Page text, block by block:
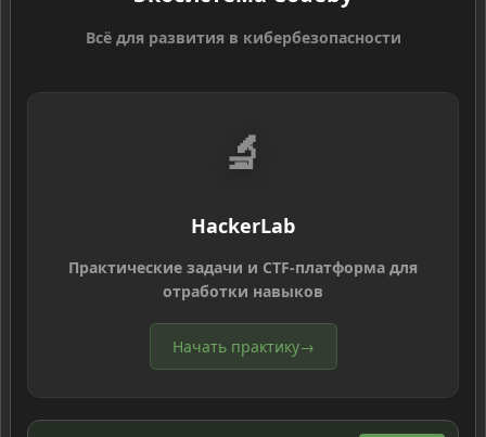
Всё для развития в кибербезопасности
🔬
HackerLab
Практические задачи и CTF-платформа для
отработки навыков
Начать практику→